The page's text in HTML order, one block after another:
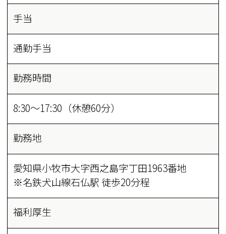
手当
通勤手当
勤務時間
8:30～17:30（休憩60分）
勤務地
愛知県小牧市大字西之島字丁田1963番地
※名鉄犬山線石仏駅 徒歩20分程
福利厚生